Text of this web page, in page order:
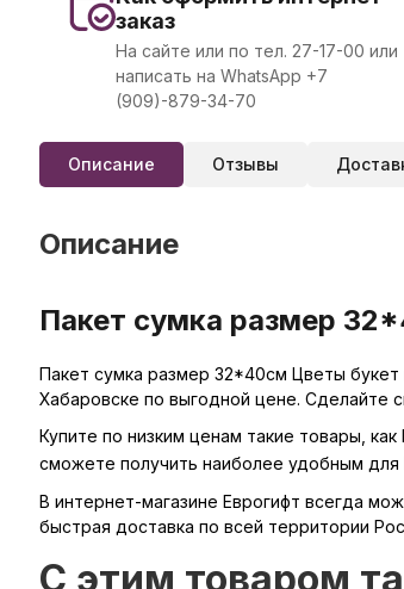
заказ
На сайте или по тел. 27-17-00 или
написать на WhatsApp +7
(909)-879-34-70
Описание Отзывы
Описание
Пакет сумка размер
Пакет сумка размер 32*40см Цветы букет
Хабаровске по выгодной цене. Сделайте
Купите по низким ценам такие товары,
сможете получить наиболее удобным
В интернет-магазине Еврогифт всегда
быстрая доставка по всей территории
C этим товаром